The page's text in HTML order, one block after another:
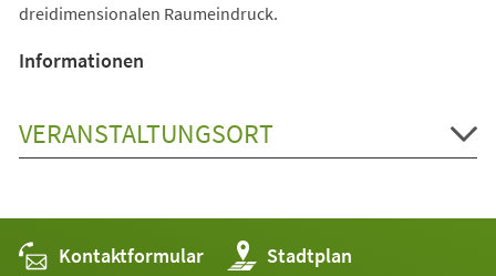
dreidimensionalen Raumeindruck.
Informationen
VERANSTALTUNGSORT
Kontaktformular Stadtplan
(Öffnet